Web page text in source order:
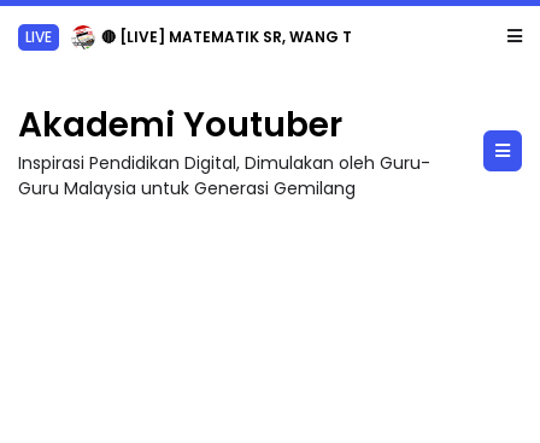
LIVE 🔴 [LIVE] MATEMATIK SR, WANG TAHUN 6 OLEH CIKGU ANITA #ALLINONE #141 #...
Akademi Youtuber
Inspirasi Pendidikan Digital, Dimulakan oleh Guru-
Guru Malaysia untuk Generasi Gemilang